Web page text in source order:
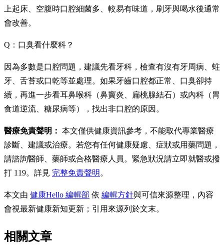
上起床、空腹時口腔細菌多、較易有味道，刷牙與喝水後通常
會改善。
Q：口臭看什麼科？
因為多數是口腔問題，建議先看牙科，檢查有沒有牙周病、蛀
牙、舌苔或口乾等並處理。如果牙齒口腔都正常、口臭卻持
續，再進一步看耳鼻喉科（鼻竇炎、扁桃腺結石）或內科（胃
食道逆流、糖尿病等），找出非口腔的原因。
醫療免責聲明： 本文僅供健康資訊參考，不能取代專業醫療
診斷、建議或治療。若您有任何健康疑慮、症狀或用藥問題，
請諮詢醫師、藥師或合格醫療人員。緊急狀況請立即就醫或撥
打 119。詳見 完整免責聲明 。
本文由 健康Hello 編輯部 依 編輯方針與可信來源整理，內容
會視最新健康新知更新；引用來源列於文末。
相關文章